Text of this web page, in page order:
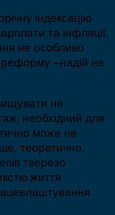
індексацію
та інфляції.
не особливо
–надій не
не
необхідний для
може не
теоретично.
тверезо
життя